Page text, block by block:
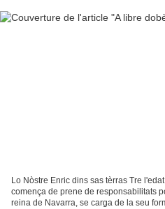
Lo Nòstre Enric dins sas tèrras Tre
comença de prene de responsabilitats
reina de Navarra, se carga de la seu